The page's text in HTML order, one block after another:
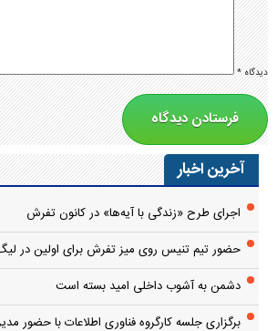
دیدگاه*
آخرین اخبار
اجرای طرح «زندگی با آیه‌ها» در کانون تفرش
حضور تیم تنیس روی میز تفرش برای اولین در
دشمن به آشوب داخلی امید بسته است
برگزاری جلسه کارگروه فناوری اطلاعات با حضور